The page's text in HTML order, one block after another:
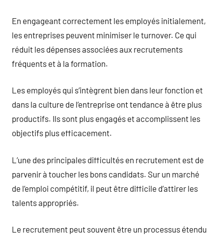
En engageant correctement les employés initialement,
les entreprises peuvent minimiser le turnover. Ce qui
réduit les dépenses associées aux recrutements
fréquents et à la formation.
Les employés qui s’intègrent bien dans leur fonction et
dans la culture de l’entreprise ont tendance à être plus
productifs. Ils sont plus engagés et accomplissent les
objectifs plus efficacement.
L’une des principales difficultés en recrutement est de
parvenir à toucher les bons candidats. Sur un marché
de l’emploi compétitif, il peut être difficile d’attirer les
talents appropriés.
Le recrutement peut souvent être un processus étendu